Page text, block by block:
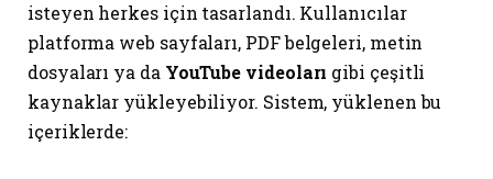
isteyen herkes için tasarlandı. Kullanıcılar
platforma web sayfaları, PDF belgeleri, metin
dosyaları ya da YouTube videoları gibi çeşitli
kaynaklar yükleyebiliyor. Sistem, yüklenen bu
içeriklerde: